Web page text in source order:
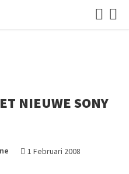
NIEUWE SONY
1 Februari 2008